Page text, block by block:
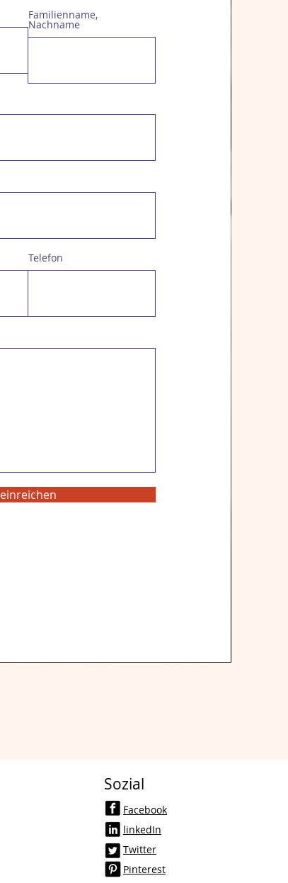
Familienname,
Nachname
Telefon
einreichen
Sozial
Facebook
linkedIn
Twitter
Pinterest